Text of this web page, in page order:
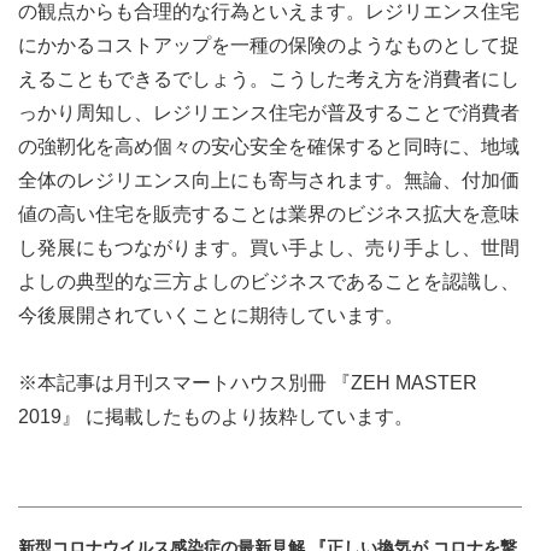
の観点からも合理的な行為といえます。レジリエンス住宅
にかかるコストアップを一種の保険のようなものとして捉
えることもできるでしょう。こうした考え方を消費者にし
っかり周知し、レジリエンス住宅が普及することで消費者
の強靭化を高め個々の安心安全を確保すると同時に、地域
全体のレジリエンス向上にも寄与されます。無論、付加価
値の高い住宅を販売することは業界のビジネス拡大を意味
し発展にもつながります。買い手よし、売り手よし、世間
よしの典型的な三方よしのビジネスであることを認識し、
今後展開されていくことに期待しています。
※本記事は月刊スマートハウス別冊 『ZEH MASTER
2019』 に掲載したものより抜粋しています。